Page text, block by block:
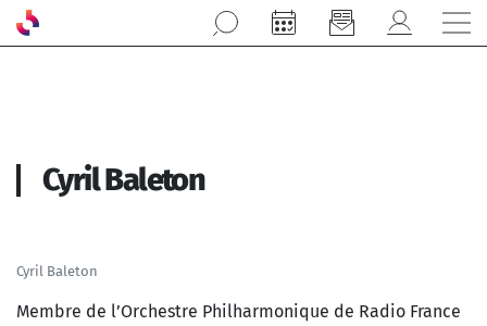
Aller au contenu principal
Cyril Baleton
Cyril Baleton
Membre de l’Orchestre Philharmonique de Radio France